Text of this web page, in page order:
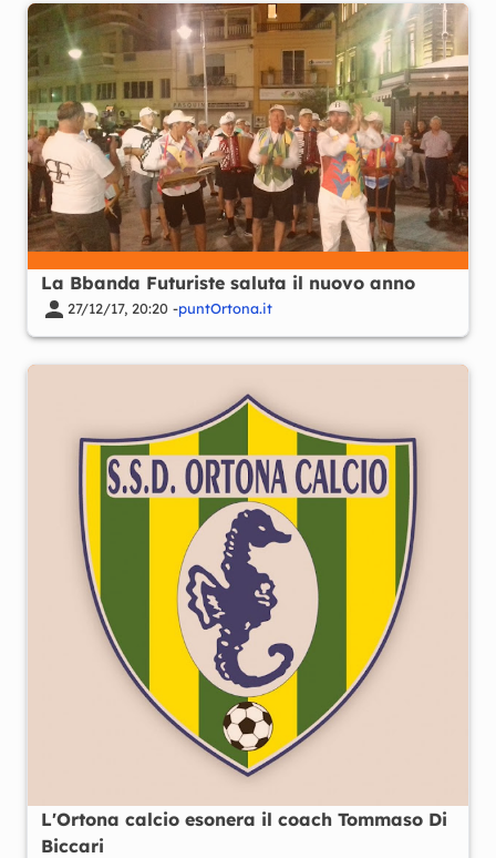
La Bbanda Futuriste saluta il nuovo anno
27/12/17, 20:20 -puntOrtona.it
L'Ortona calcio esonera il coach Tommaso Di
Biccari